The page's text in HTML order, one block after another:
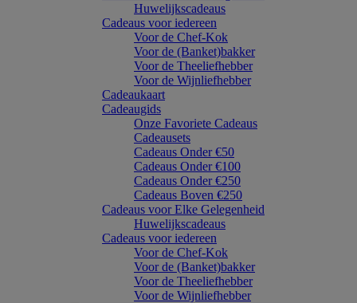
Huwelijkscadeaus
Cadeaus voor iedereen
Voor de Chef-Kok
Voor de (Banket)bakker
Voor de Theeliefhebber
Voor de Wijnliefhebber
Cadeaukaart
Cadeaugids
Onze Favoriete Cadeaus
Cadeausets
Cadeaus Onder €50
Cadeaus Onder €100
Cadeaus Onder €250
Cadeaus Boven €250
Cadeaus voor Elke Gelegenheid
Huwelijkscadeaus
Cadeaus voor iedereen
Voor de Chef-Kok
Voor de (Banket)bakker
Voor de Theeliefhebber
Voor de Wijnliefhebber